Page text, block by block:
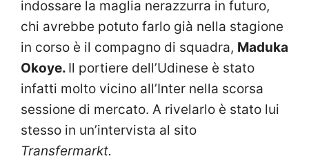
indossare la maglia nerazzurra in futuro,
chi avrebbe potuto farlo già nella stagione
in corso è il compagno di squadra, Maduka
Okoye. Il portiere dell’Udinese è stato
infatti molto vicino all’Inter nella scorsa
sessione di mercato. A rivelarlo è stato lui
stesso in un’intervista al sito
Transfermarkt.